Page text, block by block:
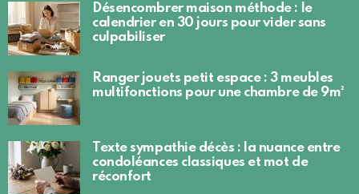
Désencombrer maison méthode : le
calendrier en 30 jours pour vider sans
culpabiliser
Ranger jouets petit espace : 3 meubles
multifonctions pour une chambre de 9m²
Texte sympathie décès : la nuance entre
condoléances classiques et mot de
réconfort